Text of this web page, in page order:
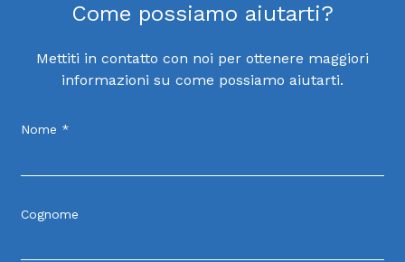
Come possiamo aiutarti?
Mettiti in contatto con noi per ottenere maggiori
informazioni su come possiamo aiutarti.
Nome *
Cognome